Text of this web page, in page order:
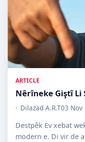
ARTICLE
Nêrîneke Giştî Li
Dilazad A.R.T03 Nov
Destpêk Ev xebat
modern e. Di vir de